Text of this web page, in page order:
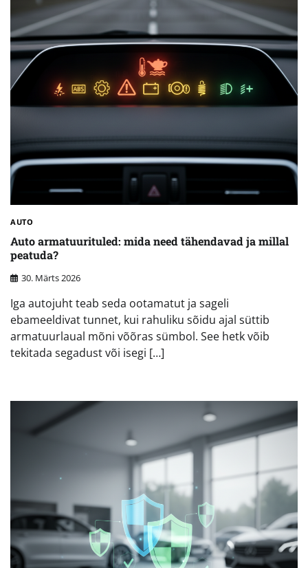
AUTO
Auto armatuurituled: mida need tähendavad ja millal
peatuda?
30. Märts 2026
Iga autojuht teab seda ootamatut ja sageli
ebameeldivat tunnet, kui rahuliku sõidu ajal süttib
armatuurlaual mõni võõras sümbol. See hetk võib
tekitada segadust või isegi […]